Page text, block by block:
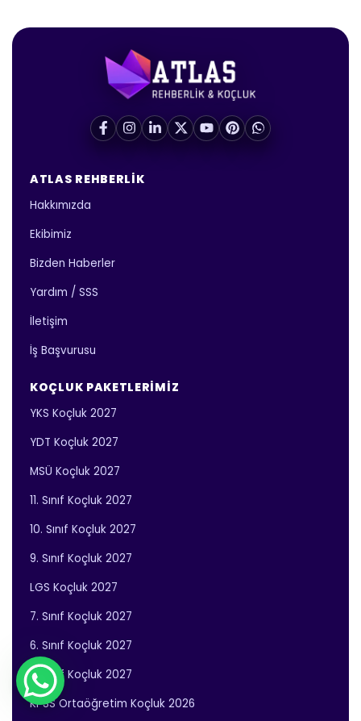
ATLAS REHBERLIK
Hakkımızda
Ekibimiz
Bizden Haberler
Yardım / SSS
İletişim
İş Başvurusu
KOÇLUK PAKETLERIMIZ
YKS Koçluk 2027
YDT Koçluk 2027
MSÜ Koçluk 2027
11. Sınıf Koçluk 2027
10. Sınıf Koçluk 2027
9. Sınıf Koçluk 2027
LGS Koçluk 2027
7. Sınıf Koçluk 2027
6. Sınıf Koçluk 2027
5. Sınıf Koçluk 2027
KPSS Ortaöğretim Koçluk 2026